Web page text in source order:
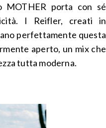
MOTHER porta con sé
I Reifler, creati in
perfettamente questa
aperto, un mix che
tutta moderna.